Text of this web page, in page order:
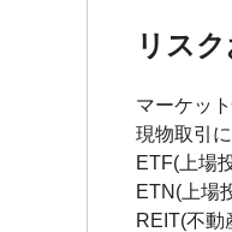
リス
マーケッ
現物取引
ETF(上場
ETN(上場
REIT(不動